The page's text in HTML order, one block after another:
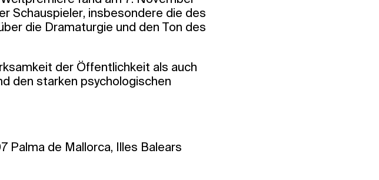
Schauspieler, insbesondere die des
die Dramaturgie und den Ton des
der Öffentlichkeit als auch
den starken psychologischen
Palma de Mallorca, Illes Balears